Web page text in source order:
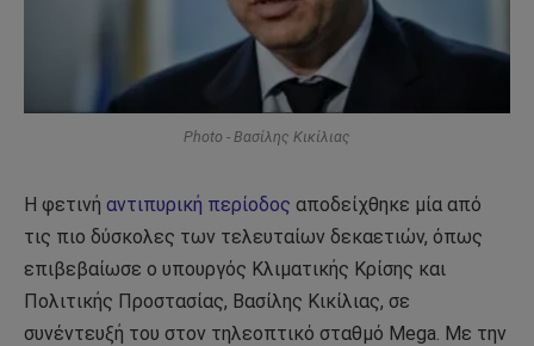
Photo - Βασίλης Κικίλιας
Η φετινή αντιπυρική περίοδος αποδείχθηκε μία από
τις πιο δύσκολες των τελευταίων δεκαετιών, όπως
επιβεβαίωσε ο υπουργός Κλιματικής Κρίσης και
Πολιτικής Προστασίας, Βασίλης Κικίλιας, σε
συνέντευξή του στον τηλεοπτικό σταθμό Mega. Με την